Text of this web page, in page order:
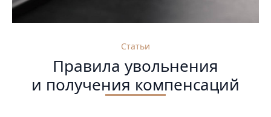
Статьи
Правила увольнения
и получения компенсаций